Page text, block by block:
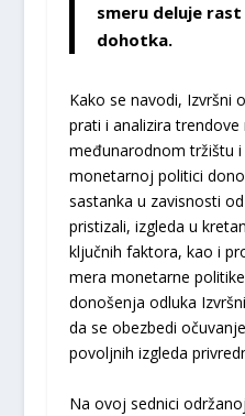
smeru deluje
dohotka.
Kako se navodi, Izvršni
prati i analizira
međunarodnom tržištu
monetarnoj politici
sastanka u zavisnosti
pristizali, izgleda u
ključnih faktora, kao i
mera monetarne
donošenja odluka
da se obezbedi
povoljnih izgleda
Na ovoj sednici